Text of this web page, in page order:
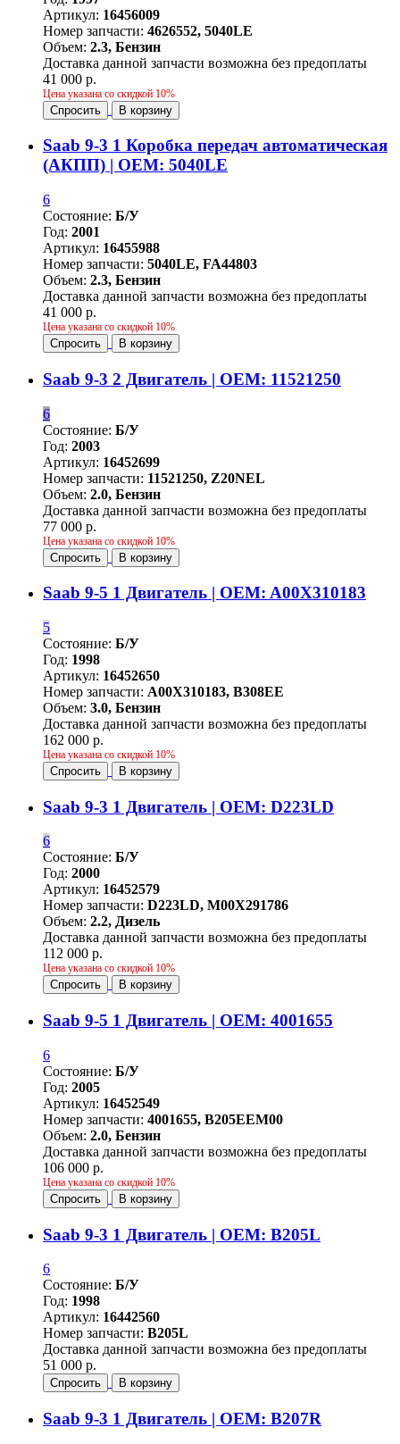
Артикул: 16456009
Номер запчасти: 4626552, 5040LE
Объем: 2.3, Бензин
Доставка данной запчасти возможна без предоплаты
41 000 р.
Цена указана со скидкой 10%
Спросить В корзину
Saab 9-3 1 Коробка передач автоматическая
(АКПП) | OEM: 5040LE
6
Состояние: Б/У
Год: 2001
Артикул: 16455988
Номер запчасти: 5040LE, FA44803
Объем: 2.3, Бензин
Доставка данной запчасти возможна без предоплаты
41 000 р.
Цена указана со скидкой 10%
Спросить В корзину
Saab 9-3 2 Двигатель | OEM: 11521250
6
Состояние: Б/У
Год: 2003
Артикул: 16452699
Номер запчасти: 11521250, Z20NEL
Объем: 2.0, Бензин
Доставка данной запчасти возможна без предоплаты
77 000 р.
Цена указана со скидкой 10%
Спросить В корзину
Saab 9-5 1 Двигатель | OEM: A00X310183
5
Состояние: Б/У
Год: 1998
Артикул: 16452650
Номер запчасти: A00X310183, B308EE
Объем: 3.0, Бензин
Доставка данной запчасти возможна без предоплаты
162 000 р.
Цена указана со скидкой 10%
Спросить В корзину
Saab 9-3 1 Двигатель | OEM: D223LD
6
Состояние: Б/У
Год: 2000
Артикул: 16452579
Номер запчасти: D223LD, M00X291786
Объем: 2.2, Дизель
Доставка данной запчасти возможна без предоплаты
112 000 р.
Цена указана со скидкой 10%
Спросить В корзину
Saab 9-5 1 Двигатель | OEM: 4001655
6
Состояние: Б/У
Год: 2005
Артикул: 16452549
Номер запчасти: 4001655, B205EEM00
Объем: 2.0, Бензин
Доставка данной запчасти возможна без предоплаты
106 000 р.
Цена указана со скидкой 10%
Спросить В корзину
Saab 9-3 1 Двигатель | OEM: B205L
6
Состояние: Б/У
Год: 1998
Артикул: 16442560
Номер запчасти: B205L
Доставка данной запчасти возможна без предоплаты
51 000 р.
Спросить В корзину
Saab 9-3 1 Двигатель | OEM: B207R